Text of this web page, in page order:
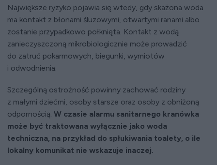
Największe ryzyko pojawia się wtedy, gdy skażona woda
ma kontakt z błonami śluzowymi, otwartymi ranami albo
zostanie przypadkowo połknięta. Kontakt z wodą
zanieczyszczoną mikrobiologicznie może prowadzić
do zatruć pokarmowych, biegunki, wymiotów
i odwodnienia.
Szczególną ostrożność powinny zachować rodziny
z małymi dziećmi, osoby starsze oraz osoby z obniżoną
odpornością. W czasie alarmu sanitarnego kranówka
może być traktowana wyłącznie jako woda
techniczna, na przykład do spłukiwania toalety, o ile
lokalny komunikat nie wskazuje inaczej.